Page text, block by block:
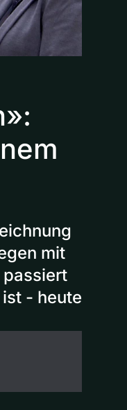
mit
passiert
- heute